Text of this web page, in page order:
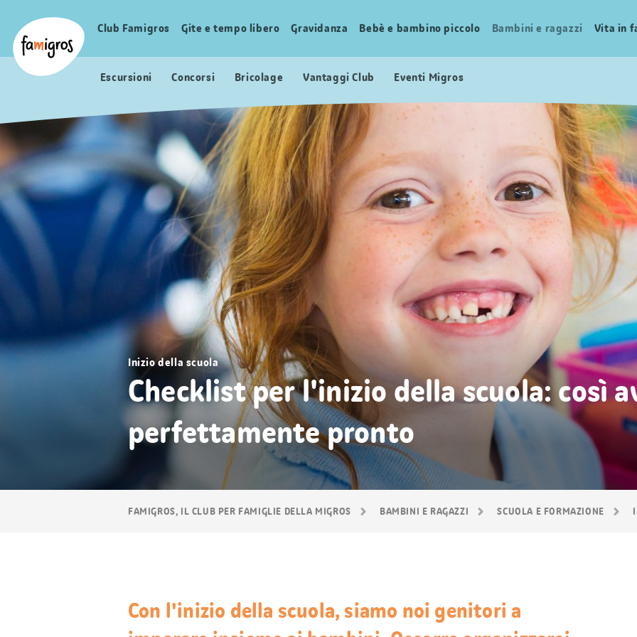
segnalibri
Logo
Navigazione
Club Famigros Gite e tempo libero Gravidanza Bebè e bambino piccolo Bambini e ragazzi Vita in
Escursioni Concorsi Bricolage Vantaggi Club Eventi Migros
FAMIGROS, IL CLUB PER FAMIGLIE DELLA MIGROS BAMBINI E RAGAZZI SCUOLA E FORMAZIONE
Inizio della scuola
Checklist per l'inizio della scuola: così
perfettamente pronto
Con l'inizio della scuola, siamo noi genitori a